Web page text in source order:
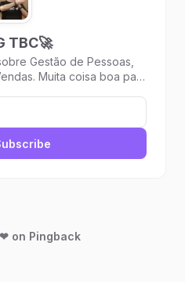
TBC🚀
Gestão de Pessoas,
Muita coisa boa para
on Pingback